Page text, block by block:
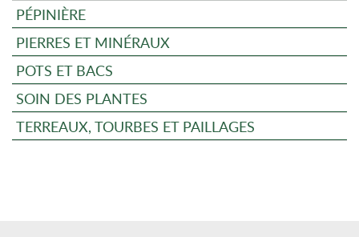
PÉPINIÈRE
PIERRES ET MINÉRAUX
POTS ET BACS
SOIN DES PLANTES
TERREAUX, TOURBES ET PAILLAGES